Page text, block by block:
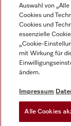
Impressum
AGB
Datenschutz
Gesetzen über
Cookie-Einstellungen
Auswahl von
Cookies und
Cookies und
essenzielle
„Cookie-
mit Wirkung für
ändern.
Impressum
Alle Cookies